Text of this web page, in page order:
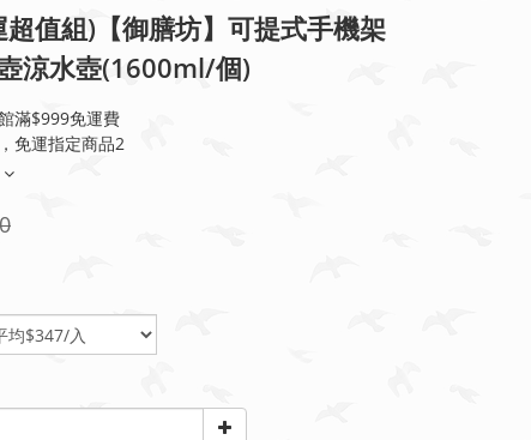
值組)【御膳坊】可提式手機架
涼水壺(1600ml/個)
滿$999免運費
免運指定商品2